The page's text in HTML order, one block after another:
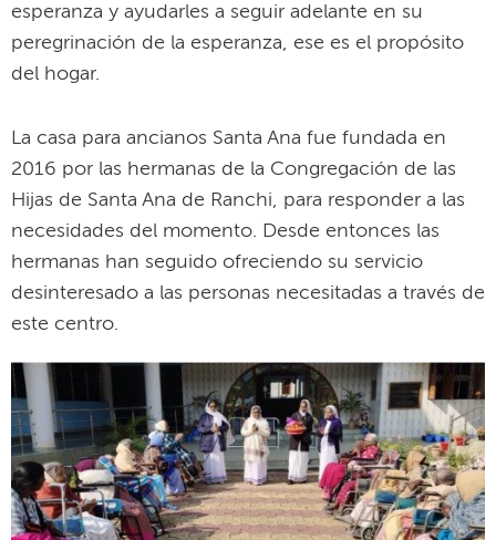
esperanza y ayudarles a seguir adelante en su
peregrinación de la esperanza, ese es el propósito
del hogar.
La casa para ancianos Santa Ana fue fundada en
2016 por las hermanas de la Congregación de las
Hijas de Santa Ana de Ranchi, para responder a las
necesidades del momento. Desde entonces las
hermanas han seguido ofreciendo su servicio
desinteresado a las personas necesitadas a través de
este centro.